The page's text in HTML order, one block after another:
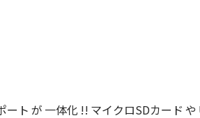
ト が 一体化 !! マイクロSDカード や